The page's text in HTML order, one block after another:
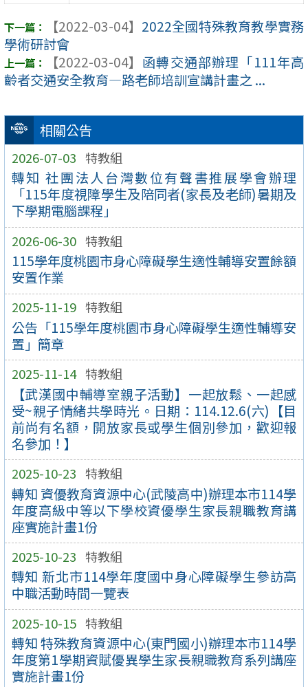
相關公告
2026-07-03 特教組
轉知 社團法人台灣數位有聲書推展學會辦理
「115年度視障學生及陪同者(家長及老師)暑期及
下學期電腦課程」
2026-06-30 特教組
115學年度桃園市身心障礙學生適性輔導安置餘額
安置作業
2025-11-19 特教組
公告「115學年度桃園市身心障礙學生適性輔導安
置」簡章
2025-11-14 特教組
【武漢國中輔導室親子活動】一起放鬆、一起感
受~親子情緒共學時光。日期：114.12.6(六)【目
前尚有名額，開放家長或學生個別參加，歡迎報
名參加！】
2025-10-23 特教組
轉知 資優教育資源中心(武陵高中)辦理本市114學
年度高級中等以下學校資優學生家長親職教育講
座實施計畫1份
2025-10-23 特教組
轉知 新北市114學年度國中身心障礙學生參訪高
中職活動時間一覽表
2025-10-15 特教組
轉知 特殊教育資源中心(東門國小)辦理本市114學
年度第1學期資賦優異學生家長親職教育系列講座
實施計畫1份
【2022-03-04】 2022全國特殊教育教學實務
學術研討會
【2022-03-04】 函轉交通部辦理「111年高
齡者交通安全教育—路老師培訓宣講計畫之 ...